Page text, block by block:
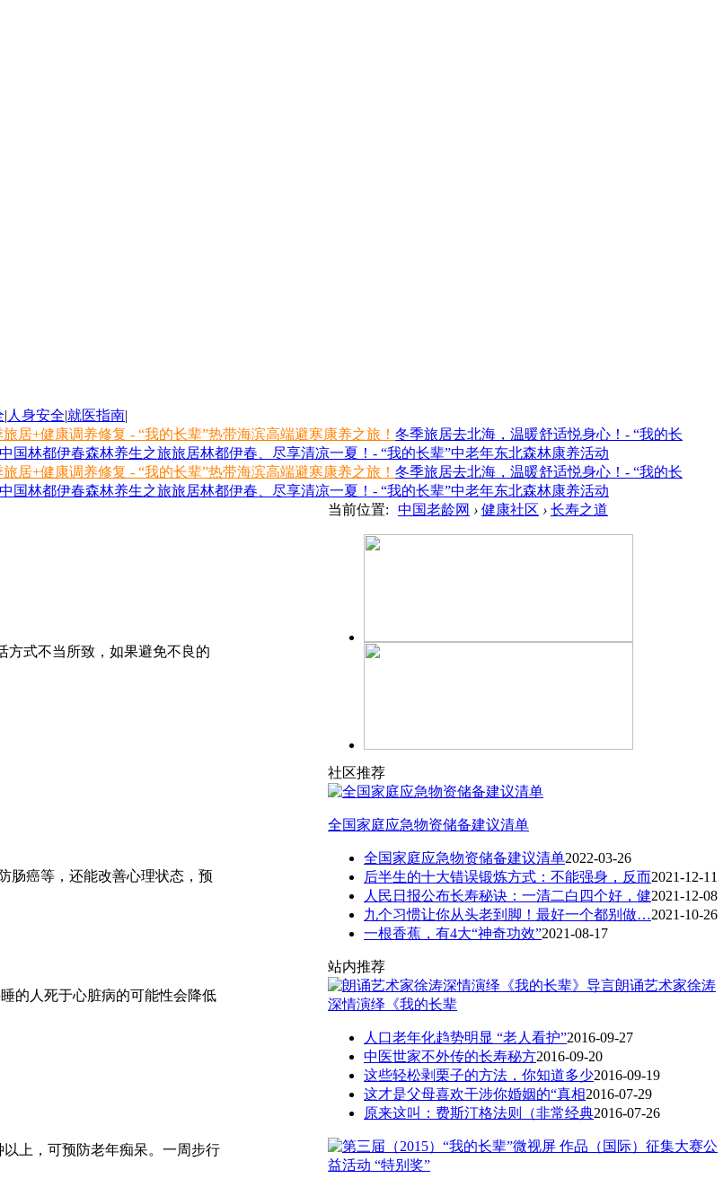
| 人身安全|就医指南|
居+健康调养修复 - “我的长辈”热带海滨高端避寒康养之旅！ 冬季旅居去北海，温暖舒适悦身心！- “我的长
国林都伊春森林养生之旅旅居林都伊春、尽享清凉一夏！- “我的长辈”中老年东北森林康养活动
居+健康调养修复 - “我的长辈”热带海滨高端避寒康养之旅！ 冬季旅居去北海，温暖舒适悦身心！- “我的长
国林都伊春森林养生之旅旅居林都伊春、尽享清凉一夏！- “我的长辈”中老年东北森林康养活动
式不当所致，如果避免不良的
癌等，还能改善心理状态，预
的人死于心脏病的可能性会降低
上，可预防老年痴呆。一周步行
当前位置: 中国老龄网 › 健康社区 › 长寿之道
社区推荐
全国家庭应急物资储备建议清单
全国家庭应急物资储备建议清单2022-03-26
后半生的十大错误锻炼方式：不能强身，反而2021-12-11
人民日报公布长寿秘诀：一清二白四个好，健2021-12-08
九个习惯让你从头老到脚！最好一个都别做…2021-10-26
一根香蕉，有4大“神奇功效”2021-08-17
站内推荐
朗诵艺术家徐涛
深情演绎《我的长辈
人口老年化趋势明显 “老人看护”2016-09-27
中医世家不外传的长寿秘方2016-09-20
这些轻松剥栗子的方法，你知道多少2016-09-19
这才是父母喜欢干涉你婚姻的“真相2016-07-29
原来这叫：费斯汀格法则（非常经典2016-07-26